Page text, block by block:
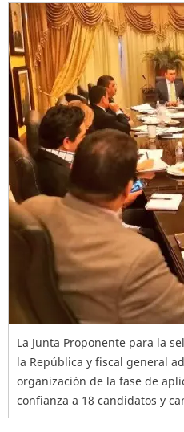
La Junta Proponente para la
la República y fiscal general
organización de la fase de
confianza a 18 candidatos y